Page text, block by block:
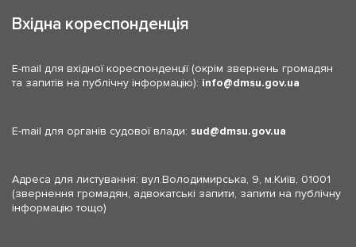
Вхідна кореспонденція
E-mail для вхідної кореспонденції (окрім звернень громадян
та запитів на публічну інформацію): info dmsu.gov.ua
E-mail для органів судової влади: sud dmsu.gov.ua
Адреса для листування: вул.Володимирська, 9, м.Київ, 01001
(звернення громадян, адвокатські запити, запити на публічну
інформацію тощо)